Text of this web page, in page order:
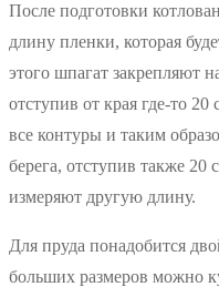
После подготовки
длину пленки, которая
этого шпагат закрепляют
отступив от края где-то
все контуры и таким
берега, отступив также
измеряют другую длину.
Для пруда понадобится
больших размеров можно